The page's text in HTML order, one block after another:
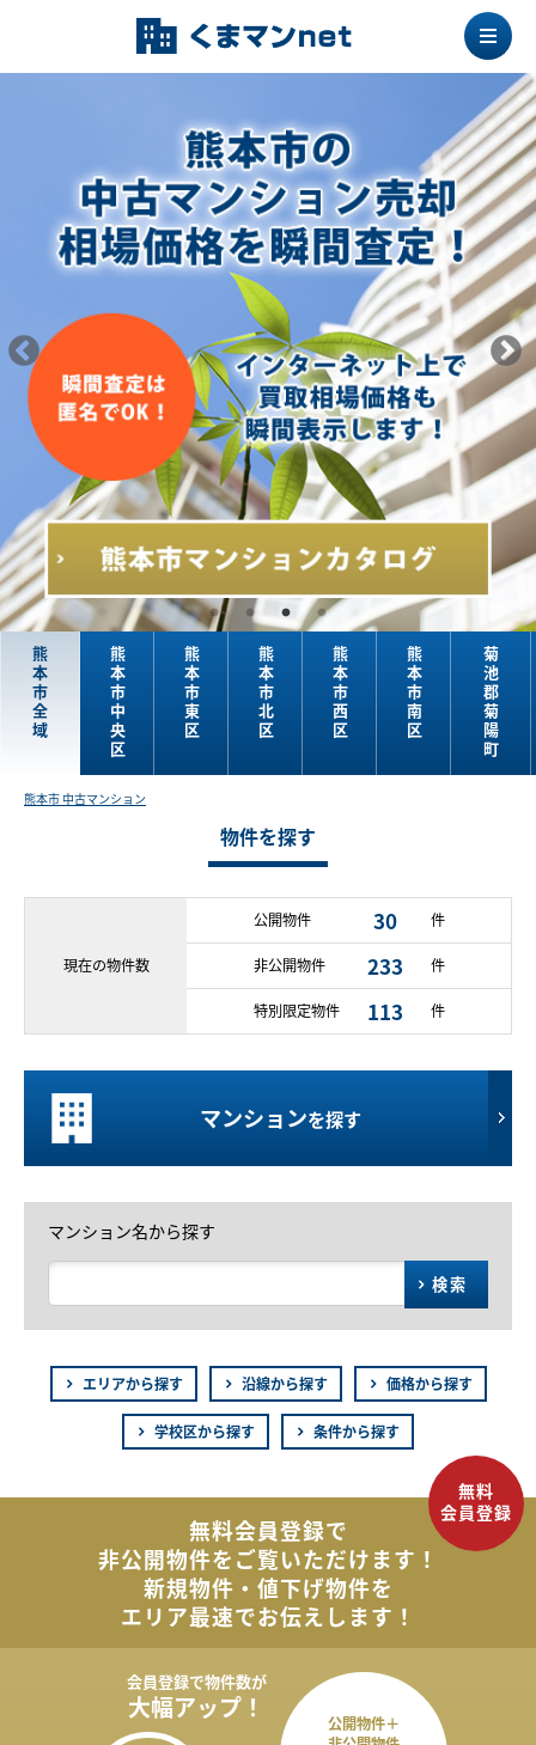
熊
本
市
全
域
熊
本
市
中
央
区
熊
本
市
東
区
熊
本
市
北
区
熊
本
市
西
区
熊
本
市
南
区
菊
池
郡
菊
陽
町
熊本市 中古マンション
物件を探す
現在の物件数
公開物件 30 件
非公開物件 233 件
特別限定物件 113 件
マンションを探す
マンション名から探す
検索
エリアから探す 沿線から探す 価格から探す
学校区から探す 条件から探す
無料会員登録で
非公開物件をご覧いただけます！
新規物件・値下げ物件を
エリア最速でお伝えします！
会員登録で物件数が
大幅アップ！
公開物件＋